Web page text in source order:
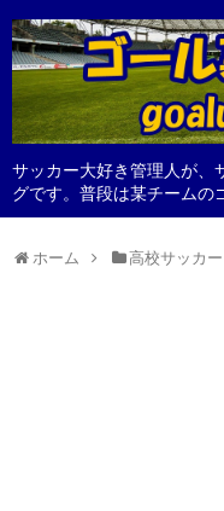
サッカー大好き管理人が、
グです。普段は某チームの
ホーム 高校サッカー